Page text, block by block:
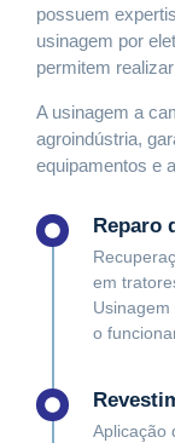
possuem
usinagem por
permitem
A usinagem a
agroindústria,
equipamentos e
Reparo
em
o
Aplicação